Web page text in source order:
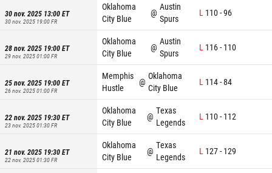
30 nov. 2025 13:00ET
30 nov. 2025 19:00FR
Oklahoma
City Blue
@
Austin
Spurs
L 110-96
28 nov. 2025 19:00ET
29 nov. 2025 01:00FR
Oklahoma
City Blue
@
Austin
Spurs
L 116- 110
25 nov. 2025 19:00ET
26 nov. 2025 01:00FR
Memphis
Hustle
@
Oklahoma
City Blue
L 114-84
22 nov. 2025 19:30ET
23 nov. 2025 01:30FR
Oklahoma
City Blue
@
Texas
Legends
L 110- 112
21 nov. 2025 19:30ET
22 nov. 2025 01:30FR
Oklahoma
City Blue
@
Texas
Legends
L 127- 129